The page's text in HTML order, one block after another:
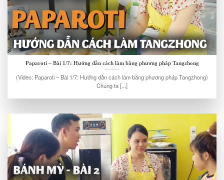
Paparoti – Bài 1/7: Hướng dẫn cách làm bằng phương pháp Tangzhong
(Video: Paparoti – Bài 1/7: Hướng dẫn cách làm bằng phương pháp Tangzhong)
Chúng ta [...]